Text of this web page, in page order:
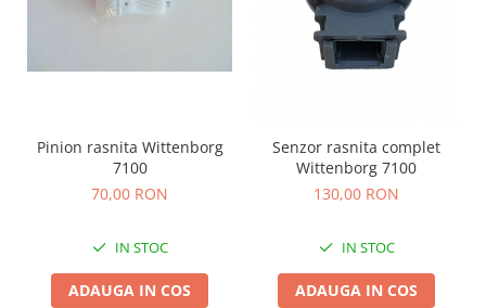
Pinion rasnita Wittenborg
7100
70,00 RON
IN STOC
ADAUGA IN COS
Senzor rasnita complet
Wittenborg 7100
130,00 RON
IN STOC
ADAUGA IN COS